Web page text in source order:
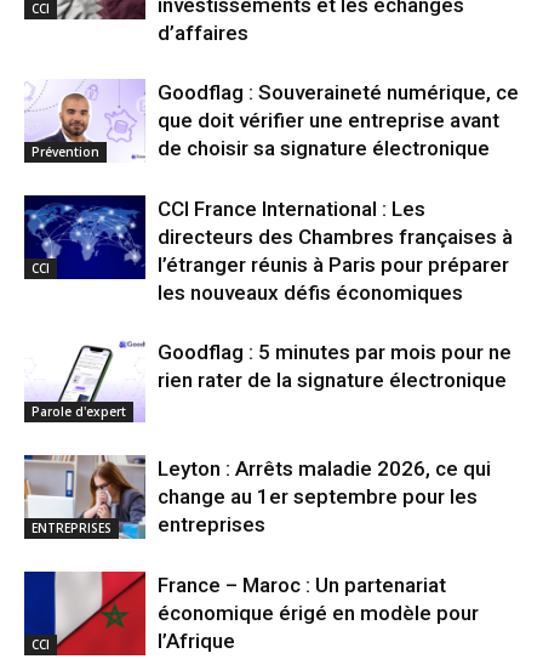
CCI
investissements et les échanges
d’affaires
Prévention
Goodflag : Souveraineté numérique, ce
que doit vérifier une entreprise avant
de choisir sa signature électronique
CCI
CCI France International : Les
directeurs des Chambres françaises à
l’étranger réunis à Paris pour préparer
les nouveaux défis économiques
Parole d'expert
Goodflag : 5 minutes par mois pour ne
rien rater de la signature électronique
ENTREPRISES
Leyton : Arrêts maladie 2026, ce qui
change au 1er septembre pour les
entreprises
CCI
France – Maroc : Un partenariat
économique érigé en modèle pour
l’Afrique